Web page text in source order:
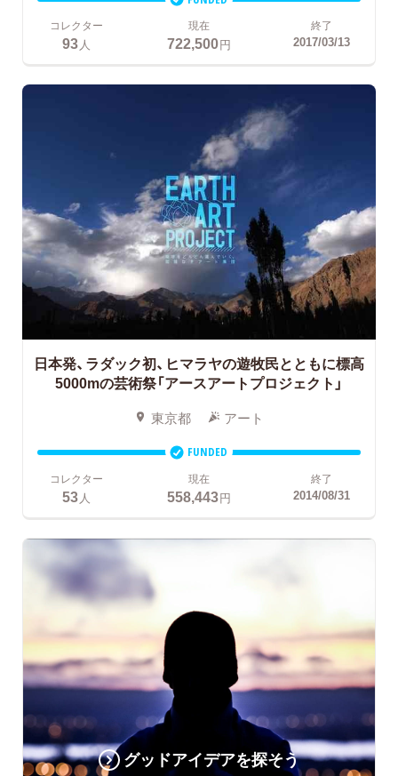
コレクター
93人
現在
722,500円
終了
2017/03/13
日本発、ラダック初、ヒマラヤの遊牧民とともに標高
5000mの芸術祭「アースアートプロジェクト」
東京都 アート
FUNDED
コレクター
53 人
現在
558,443円
終了
2014/08/31
グッドアイデアを探そう